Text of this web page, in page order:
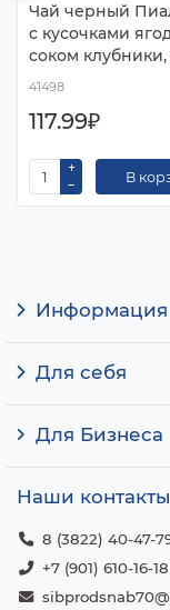
Чай черный
c кусочками
соком клубники,
41498
117.99₽
В
Информация
Для себя
Для Бизнеса
Наши контакты
8 (3822) 40-47-
+7 (901) 610-16-